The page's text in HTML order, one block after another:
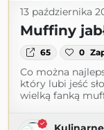
13 października
Muffiny
65 0
Co można
który lubi jeść
wielką fanką